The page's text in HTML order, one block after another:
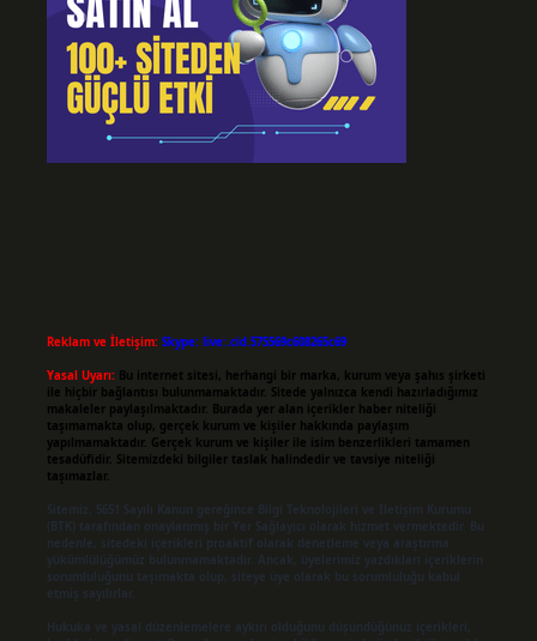
Reklam ve İletişim: Skype: live:.cid.575569c608265c69
Yasal Uyarı: Bu internet sitesi, herhangi bir marka, kurum veya şahıs şirketi
ile hiçbir bağlantısı bulunmamaktadır. Sitede yalnızca kendi hazırladığımız
makaleler paylaşılmaktadır. Burada yer alan içerikler haber niteliği
taşımamakta olup, gerçek kurum ve kişiler hakkında paylaşım
yapılmamaktadır. Gerçek kurum ve kişiler ile isim benzerlikleri tamamen
tesadüfidir. Sitemizdeki bilgiler taslak halindedir ve tavsiye niteliği
taşımazlar.
Sitemiz, 5651 Sayılı Kanun gereğince Bilgi Teknolojileri ve İletişim Kurumu
(BTK) tarafından onaylanmış bir Yer Sağlayıcı olarak hizmet vermektedir. Bu
nedenle, sitedeki içerikleri proaktif olarak denetleme veya araştırma
yükümlülüğümüz bulunmamaktadır. Ancak, üyelerimiz yazdıkları içeriklerin
sorumluluğunu taşımakta olup, siteye üye olarak bu sorumluluğu kabul
etmiş sayılırlar.
Hukuka ve yasal düzenlemelere aykırı olduğunu düşündüğünüz içerikleri,